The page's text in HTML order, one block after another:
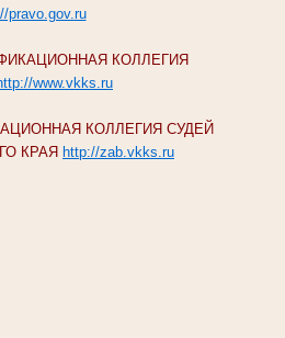
pravo.gov.ru
КОЛЛЕГИЯ
www.vkks.ru
КОЛЛЕГИЯ СУДЕЙ
КРАЯ http://zab.vkks.ru